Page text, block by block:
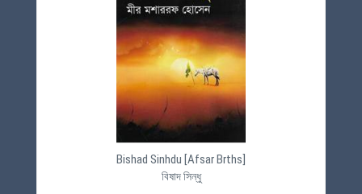
Bishad Sinhdu [Afsar Brths]
বিষাদ সিন্ধু